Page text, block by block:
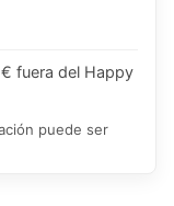
fuera del Happy
puede ser